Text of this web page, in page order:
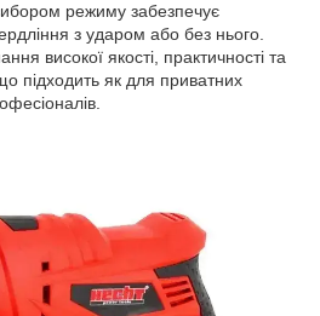
режиму забезпечує
з ударом або без нього.
високої якості, практичності та
підходить як для приватних